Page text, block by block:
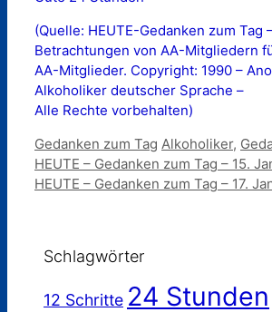
(Quelle: HEUTE-Gedanken zum Tag
Betrachtungen von AA-Mitgliedern
AA-Mitglieder. Copyright: 1990 –
Alkoholiker deutscher Sprache –
Alle Rechte vorbehalten)
Kategorien
Gedanken zum Tag Schlagwörter
Alkoholiker,
HEUTE – Gedanken zum Tag – 15.
HEUTE – Gedanken zum Tag – 17.
Schlagwörter
12 Schritte 24 Stunden